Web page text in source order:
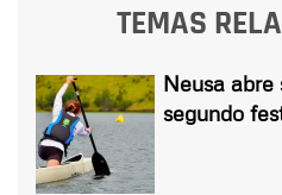
TEMAS
Neusa abre
segundo